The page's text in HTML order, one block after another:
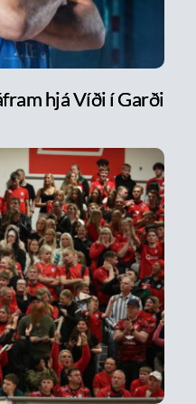
hjá Víði í Garði